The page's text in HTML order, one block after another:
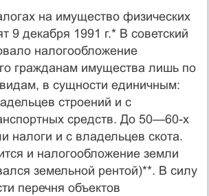
на имущество физических
9 декабря 1991 г.* В советский
налогообло­жение
гражданам имущества лишь по
в сущности единичным:
строений и с
средств. До 50—60-х
налоги и с владельцев скота.
и налогообложение земли
земельной рентой)**. В силу
перечня объектов